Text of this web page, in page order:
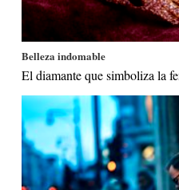
Belleza indomable
El diamante que simboliza la